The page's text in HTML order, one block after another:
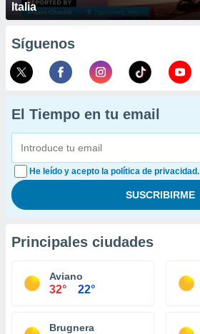
Italia
Síguenos
El Tiempo en tu email
He leído y acepto la política de privacidad.
Principales ciudades
Aviano
32° 22°
Brugnera